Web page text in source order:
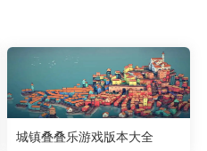
城镇叠叠乐游戏版本大全